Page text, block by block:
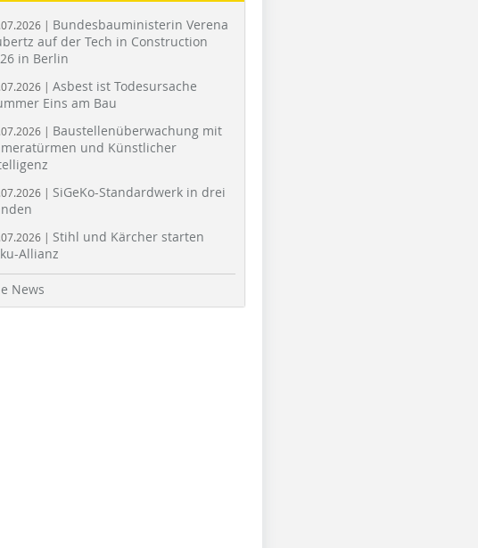
| Bundesbauministerin Verena
auf der Tech in Construction
in Berlin
| Asbest ist Todesursache
Eins am Bau
| Baustellenüberwachung mit
und Künstlicher
| SiGeKo-Standardwerk in drei
| Stihl und Kärcher starten
Allianz
News